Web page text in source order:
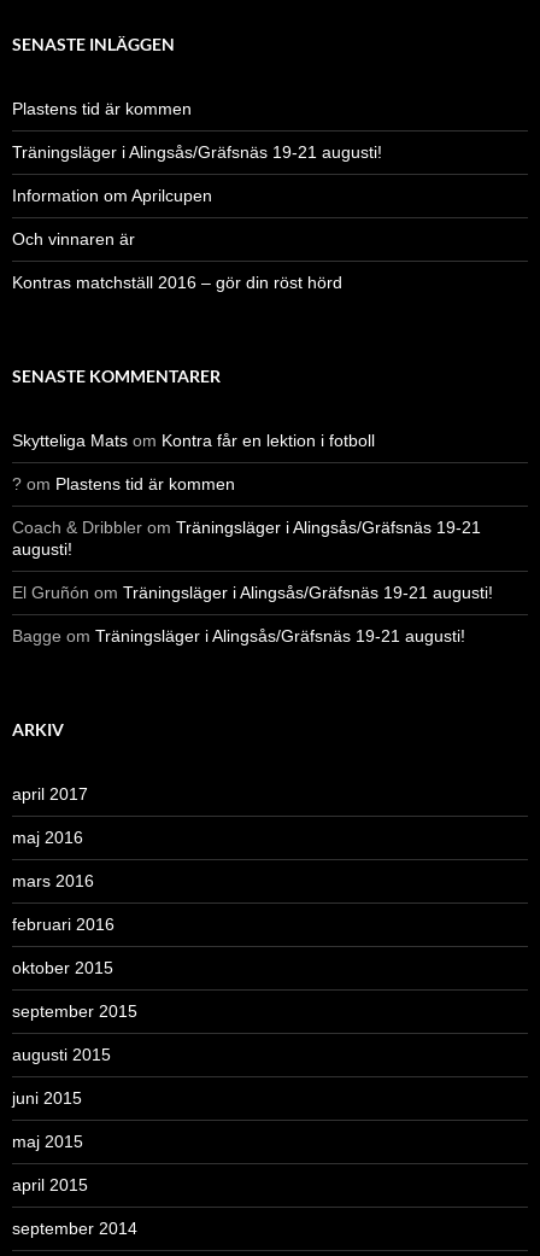
SENASTE INLÄGGEN
Plastens tid är kommen
Träningsläger i Alingsås/Gräfsnäs 19-21 augusti!
Information om Aprilcupen
Och vinnaren är
Kontras matchställ 2016 – gör din röst hörd
SENASTE KOMMENTARER
Skytteliga Mats om Kontra får en lektion i fotboll
? om Plastens tid är kommen
Coach & Dribbler om Träningsläger i Alingsås/Gräfsnäs 19-21
augusti!
El Gruñón om Träningsläger i Alingsås/Gräfsnäs 19-21 augusti!
Bagge om Träningsläger i Alingsås/Gräfsnäs 19-21 augusti!
ARKIV
april 2017
maj 2016
mars 2016
februari 2016
oktober 2015
september 2015
augusti 2015
juni 2015
maj 2015
april 2015
september 2014